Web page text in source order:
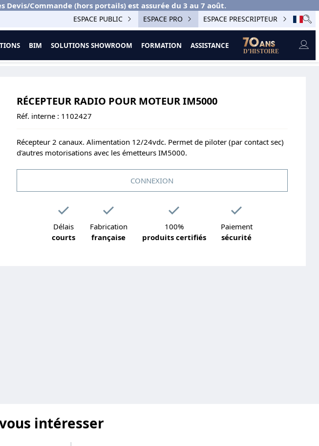
Devis/Commande (hors portails) est assurée du 3 au 7 août.
ESPACE PUBLIC ESPACE PRO ESPACE PRESCRIPTEUR
BIM SOLUTIONS SHOWROOM FORMATION ASSISTANCE
IM5000
RÉCEPTEUR RADIO POUR MOTEUR IM5000
Réf. interne : 1102427
Récepteur 2 canaux. Alimentation 12/24vdc. Permet de piloter (par contact sec)
d'autres motorisations avec les émetteurs IM5000.
CONNEXION
Délais
courts
Fabrication
française
100%
produits certifiés
Paiement
sécurité
intéresser